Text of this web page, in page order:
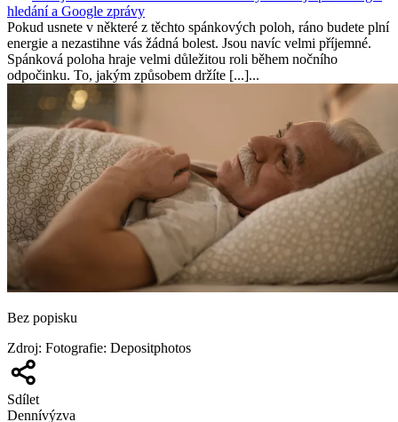
hledání a Google zprávy
Pokud usnete v některé z těchto spánkových poloh, ráno budete plní
energie a nezastihne vás žádná bolest. Jsou navíc velmi příjemné.
Spánková poloha hraje velmi důležitou roli během nočního
odpočinku. To, jakým způsobem držíte [...]...
Bez popisku
Zdroj: Fotografie: Depositphotos
Sdílet
Dennívýzva